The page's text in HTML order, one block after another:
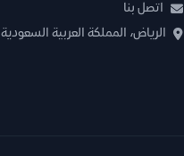
اتصل بنا
الرياض، المملكة العربية السعودية